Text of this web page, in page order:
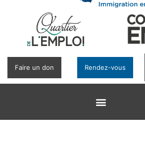
Faire un don Rendez-vous